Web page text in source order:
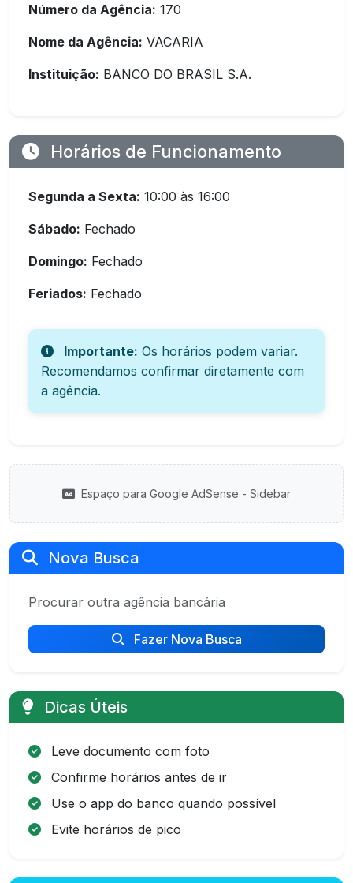
Número da Agência: 170
Nome da Agência: VACARIA
Instituição: BANCO DO BRASIL S.A.
Horários de Funcionamento
Segunda a Sexta: 10:00 às 16:00
Sábado: Fechado
Domingo: Fechado
Feriados: Fechado
Importante: Os horários podem variar.
Recomendamos confirmar diretamente com
a agência.
Espaço para Google AdSense - Sidebar
Nova Busca
Procurar outra agência bancária
Fazer Nova Busca
Dicas Úteis
Leve documento com foto
Confirme horários antes de ir
Use o app do banco quando possível
Evite horários de pico